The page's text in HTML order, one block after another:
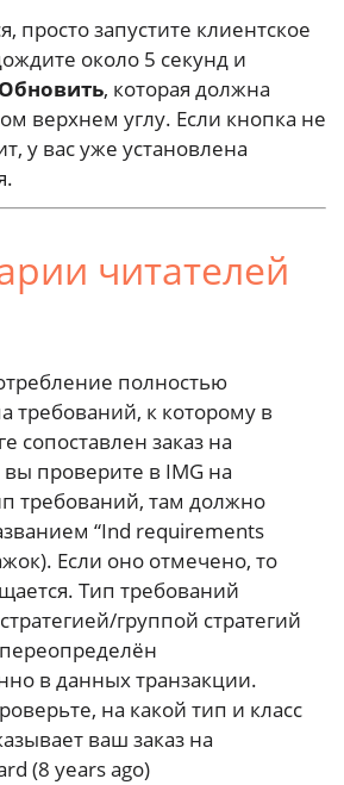
просто запустите клиентское
около 5 секунд и
Обновить, которая должна
верхнем углу. Если кнопка не
у вас уже установлена
читателей
полностью
требований, к которому в
сопоставлен заказ на
проверите в IMG на
требований, там должно
“Ind requirements
Если оно отмечено, то
Тип требований
группой стратегий
в данных транзакции.
на какой тип и класс
ваш заказ на
(8 years ago)